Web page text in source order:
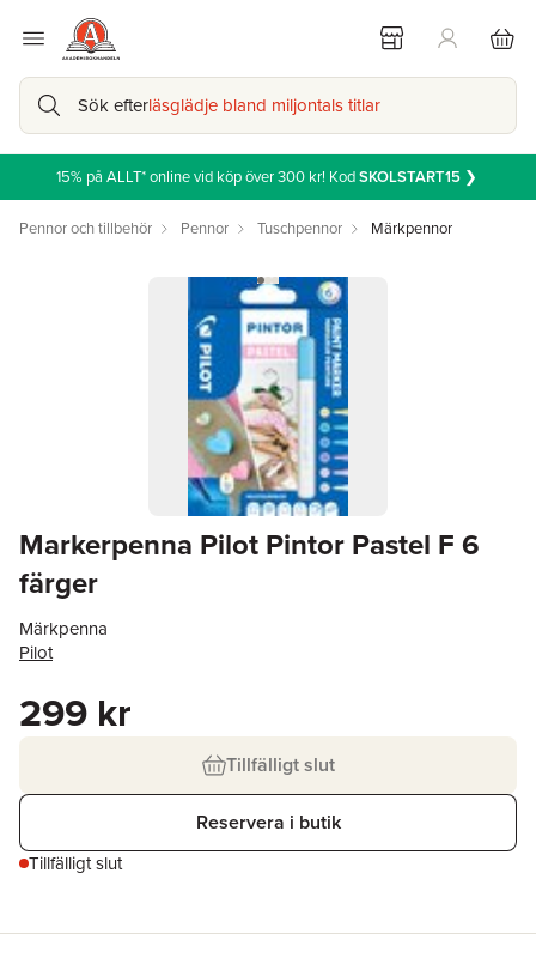
Sök efterläsglädje bland miljontals titlar
15% på ALLT* online vid köp över 300 kr! KodSKOLSTART15❯
Pennor och tillbehör Pennor Tuschpennor Märkpennor
Markerpenna Pilot Pintor Pastel F 6
färger
Märkpenna
Pilot
299 kr
Tillfälligt slut
Reservera i butik
Tillfälligt slut